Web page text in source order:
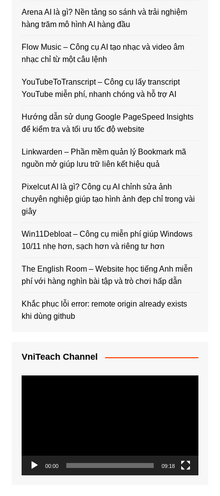
Arena AI là gì? Nền tảng so sánh và trải nghiệm
hàng trăm mô hình AI hàng đầu
Flow Music – Công cụ AI tạo nhạc và video âm
nhạc chỉ từ một câu lệnh
YouTubeToTranscript – Công cụ lấy transcript
YouTube miễn phí, nhanh chóng và hỗ trợ AI
Hướng dẫn sử dụng Google PageSpeed Insights
để kiểm tra và tối ưu tốc độ website
Linkwarden – Phần mềm quản lý Bookmark mã
nguồn mở giúp lưu trữ liên kết hiệu quả
Pixelcut AI là gì? Công cụ AI chỉnh sửa ảnh
chuyên nghiệp giúp tạo hình ảnh đẹp chỉ trong vài
giây
Win11Debloat – Công cụ miễn phí giúp Windows
10/11 nhẹ hơn, sạch hơn và riêng tư hơn
The English Room – Website học tiếng Anh miễn
phí với hàng nghìn bài tập và trò chơi hấp dẫn
Khắc phục lỗi error: remote origin already exists
khi dùng github
VniTeach Channel
00:00 09:18